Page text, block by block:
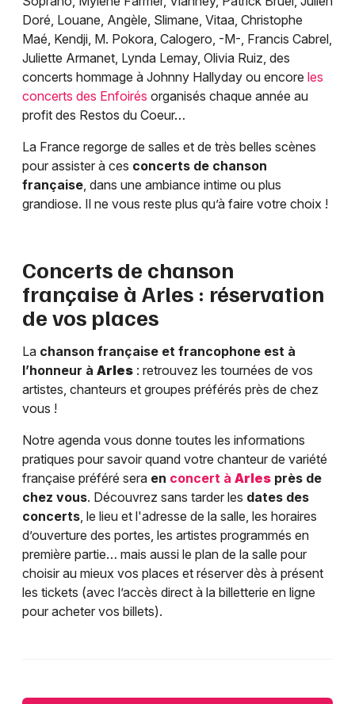
Doré, Louane, Angèle, Slimane, Vitaa, Christophe
Maé, Kendji, M. Pokora, Calogero, -M-, Francis Cabrel,
Juliette Armanet, Lynda Lemay, Olivia Ruiz, des
concerts hommage à Johnny Hallyday ou encore les
concerts des Enfoirés organisés chaque année au
profit des Restos du Coeur…
La France regorge de salles et de très belles scènes
pour assister à ces concerts de chanson
française, dans une ambiance intime ou plus
grandiose. Il ne vous reste plus qu’à faire votre choix !
Concerts de chanson
française à Arles : réservation
de vos places
La chanson française et francophone est à
l’honneur à Arles : retrouvez les tournées de vos
artistes, chanteurs et groupes préférés près de chez
vous !
Notre agenda vous donne toutes les informations
pratiques pour savoir quand votre chanteur de variété
française préféré sera en concert à Arles près de
chez vous. Découvrez sans tarder les dates des
concerts, le lieu et l'adresse de la salle, les horaires
d’ouverture des portes, les artistes programmés en
première partie… mais aussi le plan de la salle pour
choisir au mieux vos places et réserver dès à présent
les tickets (avec l’accès direct à la billetterie en ligne
pour acheter vos billets).